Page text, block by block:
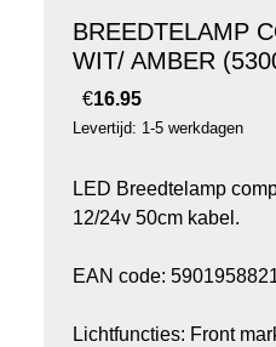
BREEDTELAMP
WIT/ AMBER
€16.95
Levertijd: 1-5 werkdagen
LED Breedtelamp
12/24v 50cm kabel.
EAN code:
Lichtfuncties: Front